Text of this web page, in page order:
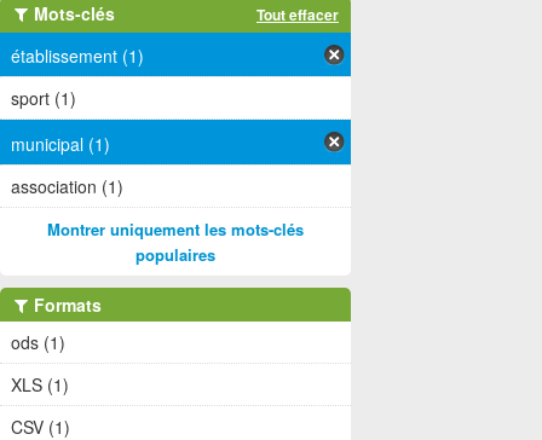
Mots-clés Tout effacer
établissement (1)
sport (1)
municipal (1)
association (1)
Montrer uniquement les mots-clés
populaires
Formats
ods (1)
XLS (1)
CSV (1)